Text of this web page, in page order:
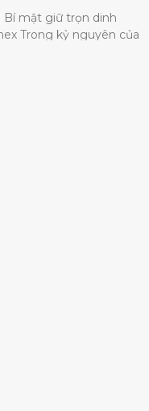
Bí mật giữ trọn dinh
Trong kỷ nguyên của